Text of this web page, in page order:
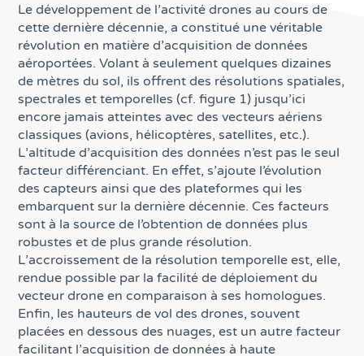
Le développement de l’activité drones au cours de
cette dernière décennie, a constitué une véritable
révolution en matière d’acquisition de données
aéroportées. Volant à seulement quelques dizaines
de mètres du sol, ils offrent des résolutions spatiales,
spectrales et temporelles (cf. figure 1) jusqu’ici
encore jamais atteintes avec des vecteurs aériens
classiques (avions, hélicoptères, satellites, etc.).
L’altitude d’acquisition des données n’est pas le seul
facteur différenciant. En effet, s’ajoute l’évolution
des capteurs ainsi que des plateformes qui les
embarquent sur la dernière décennie. Ces facteurs
sont à la source de l’obtention de données plus
robustes et de plus grande résolution.
L’accroissement de la résolution temporelle est, elle,
rendue possible par la facilité de déploiement du
vecteur drone en comparaison à ses homologues.
Enfin, les hauteurs de vol des drones, souvent
placées en dessous des nuages, est un autre facteur
facilitant l’acquisition de données à haute